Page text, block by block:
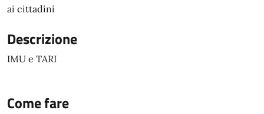
ai cittadini
Descrizione
IMU e TARI
Come fare